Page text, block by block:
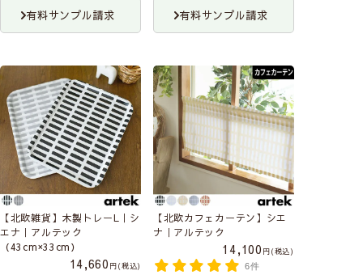
有料サンプル請求 有料サンプル請求
【北欧雑貨】木製トレーL｜シ
エナ｜アルテック
（43cm×33cm）
14,660 税込
【北欧カフェカーテン】シエ
ナ｜アルテック
14,100
税込
6件